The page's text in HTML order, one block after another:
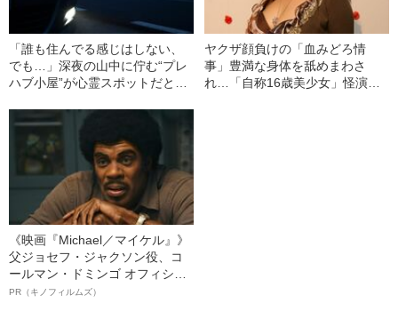
「誰も住んでる感じはしない、
でも…」深夜の山中に佇む“プレ
ハブ小屋”が心霊スポットだとウ
ヤクザ顔負けの「血みどろ情
事」豊満な身体を舐めまわさ
れ…「自称16歳美少女」怪演
《映画『Michael／マイケル』》
父ジョセフ・ジャクソン役、コ
ールマン・ドミンゴ オフィシャ
ルインタビュー“観客を魅了した
PR（キノフィルムズ）